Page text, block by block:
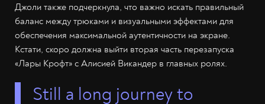
Джоли также подчеркнула, что важно искать правильный
баланс между трюками и визуальными эффектами для
обеспечения максимальной аутентичности на экране.
Кстати, скоро должна выйти вторая часть перезапуска
«Лары Крофт» с Алисией Викандер в главных ролях.
Still a long journey to